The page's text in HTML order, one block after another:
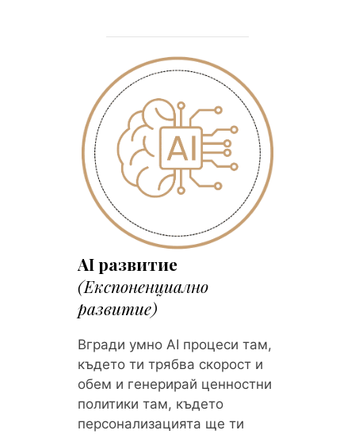
AI развитие
(Експоненциално
развитие)
Вгради умно AI процеси там,
където ти трябва скорост и
обем и генерирай ценностни
политики там, където
персонализацията ще ти